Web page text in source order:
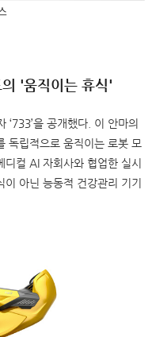
'움직이는 휴식'
‘733’을 공개했다. 이 안마의
독립적으로 움직이는 로봇 모
컬 AI 자회사와 협업한 실시
아닌 능동적 건강관리 기기